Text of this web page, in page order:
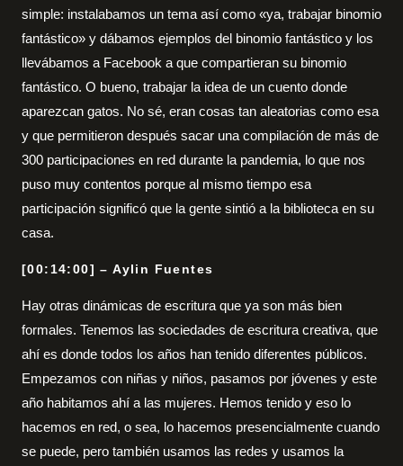
simple: instalabamos un tema así como «ya, trabajar binomio
fantástico» y dábamos ejemplos del binomio fantástico y los
llevábamos a Facebook a que compartieran su binomio
fantástico. O bueno, trabajar la idea de un cuento donde
aparezcan gatos. No sé, eran cosas tan aleatorias como esa
y que permitieron después sacar una compilación de más de
300 participaciones en red durante la pandemia, lo que nos
puso muy contentos porque al mismo tiempo esa
participación significó que la gente sintió a la biblioteca en su
casa.
[00:14:00] – Aylin Fuentes
Hay otras dinámicas de escritura que ya son más bien
formales. Tenemos las sociedades de escritura creativa, que
ahí es donde todos los años han tenido diferentes públicos.
Empezamos con niñas y niños, pasamos por jóvenes y este
año habitamos ahí a las mujeres. Hemos tenido y eso lo
hacemos en red, o sea, lo hacemos presencialmente cuando
se puede, pero también usamos las redes y usamos la